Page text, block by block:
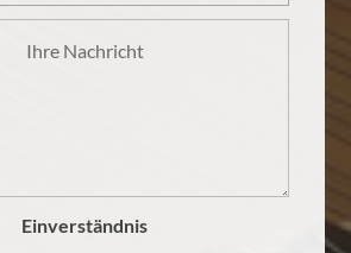
Einverständnis